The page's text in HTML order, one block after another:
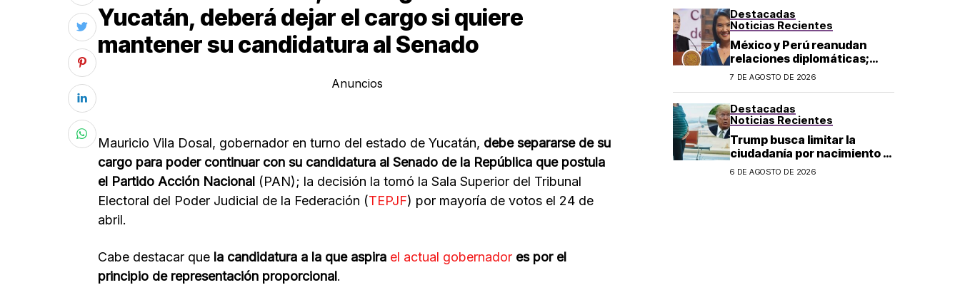
Yucatán, deberá dejar el cargo si quiere
mantener su candidatura al Senado
Anuncios
Mauricio Vila Dosal, gobernador en turno del estado de Yucatán, debe separarse de su
cargo para poder continuar con su candidatura al Senado de la República que postula
el Partido Acción Nacional (PAN); la decisión la tomó la Sala Superior del Tribunal
Electoral del Poder Judicial de la Federación (TEPJF) por mayoría de votos el 24 de
abril.
Cabe destacar que la candidatura a la que aspira el actual gobernador es por el
principio de representación proporcional.
Destacadas
Noticias Recientes
México y Perú reanudan
relaciones diplomáticas;
Sheinbaum confirma llegada
7 DE AGOSTO DE 2026
Destacadas
Noticias Recientes
Trump busca limitar la
ciudadanía por nacimiento y
el «turismo de parto» en EU;
6 DE AGOSTO DE 2026